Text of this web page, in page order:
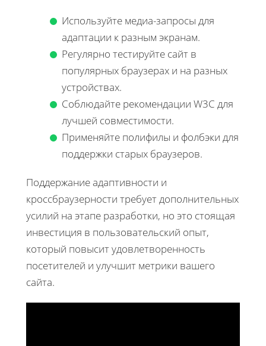
Используйте медиа-запросы для
адаптации к разным экранам.
Регулярно тестируйте сайт в
популярных браузерах и на разных
устройствах.
Соблюдайте рекомендации W3C для
лучшей совместимости.
Применяйте полифилы и фолбэки для
поддержки старых браузеров.
Поддержание адаптивности и
кроссбраузерности требует дополнительных
усилий на этапе разработки, но это стоящая
инвестиция в пользовательский опыт,
который повысит удовлетворенность
посетителей и улучшит метрики вашего
сайта.